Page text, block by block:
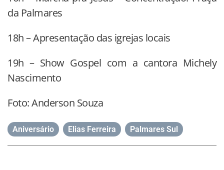
da Palmares
18h – Apresentação das igrejas locais
19h – Show Gospel com a cantora Michely
Nascimento
Foto: Anderson Souza
Aniversário Elias Ferreira Palmares Sul